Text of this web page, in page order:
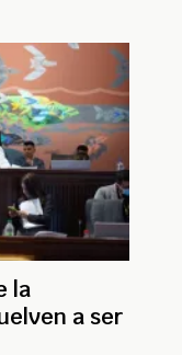
la
a ser